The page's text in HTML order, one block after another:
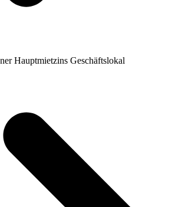
Hauptmietzins Geschäftslokal